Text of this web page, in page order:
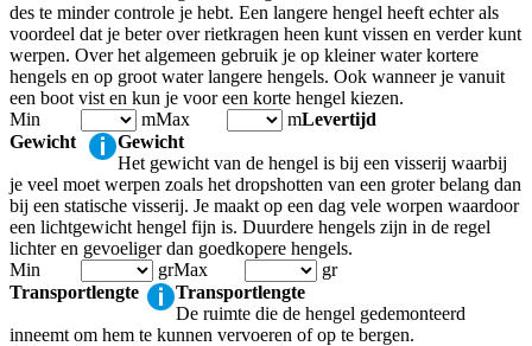
des te minder controle je hebt. Een langere hengel heeft echter als
voordeel dat je beter over rietkragen heen kunt vissen en verder kunt
werpen. Over het algemeen gebruik je op kleiner water kortere
hengels en op groot water langere hengels. Ook wanneer je vanuit
een boot vist en kun je voor een korte hengel kiezen.
Min
mMax
m
Gewicht
Gewicht
Het gewicht van de hengel is bij een visserij waarbij
je veel moet werpen zoals het dropshotten van een groter belang dan
bij een statische visserij. Je maakt op een dag vele worpen waardoor
een lichtgewicht hengel fijn is. Duurdere hengels zijn in de regel
lichter en gevoeliger dan goedkopere hengels.
Min
grMax
gr
Transportlengte
Transportlengte
De ruimte die de hengel gedemonteerd
inneemt om hem te kunnen vervoeren of op te bergen.
Levertijd